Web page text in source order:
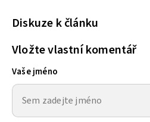
Diskuze k článku
Vložte vlastní komentář
Vaše jméno